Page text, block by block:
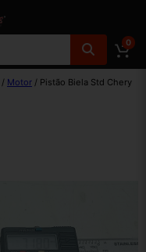
0
/ Motor / Pistão Biela Std Chery